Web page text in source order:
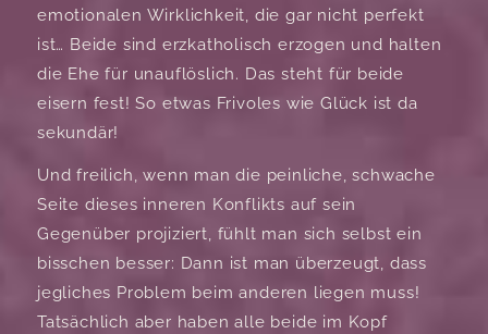
emotionalen Wirklichkeit, die gar nicht perfekt
ist… Beide sind erzkatholisch erzogen und halten
die Ehe für unauflöslich. Das steht für beide
eisern fest! So etwas Frivoles wie Glück ist da
sekundär!
Und freilich, wenn man die peinliche, schwache
Seite dieses inneren Konflikts auf sein
Gegenüber projiziert, fühlt man sich selbst ein
bisschen besser: Dann ist man überzeugt, dass
jegliches Problem beim anderen liegen muss!
Tatsächlich aber haben alle beide im Kopf